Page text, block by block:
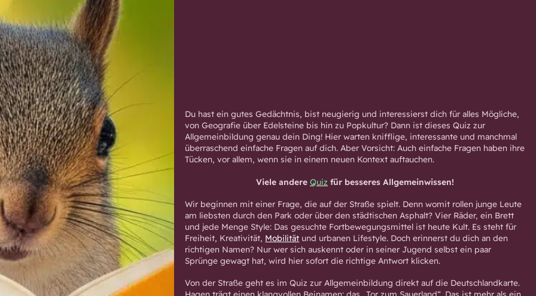
Du hast ein gutes Gedächtnis, bist neugierig und interessierst dich für alles Mögliche,
von Geografie über Edelsteine bis hin zu Popkultur? Dann ist dieses Quiz zur
Allgemeinbildung genau dein Ding! Hier warten knifflige, interessante und manchmal
überraschend einfache Fragen auf dich. Aber Vorsicht: Auch einfache Fragen haben ihre
Tücken, vor allem, wenn sie in einem neuen Kontext auftauchen.
Viele andere Quiz für besseres Allgemeinwissen!
Wir beginnen mit einer Frage, die auf der Straße spielt. Denn womit rollen junge Leute
am liebsten durch den Park oder über den städtischen Asphalt? Vier Räder, ein Brett
und jede Menge Style: Das gesuchte Fortbewegungsmittel ist heute Kult. Es steht für
Freiheit, Kreativität, Mobilität und urbanen Lifestyle. Doch erinnerst du dich an den
richtigen Namen? Nur wer sich auskennt oder in seiner Jugend selbst ein paar
Sprünge gewagt hat, wird hier sofort die richtige Antwort klicken.
Von der Straße geht es im Quiz zur Allgemeinbildung direkt auf die Deutschlandkarte.